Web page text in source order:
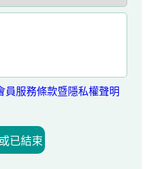
員服務條款暨隱私權聲明
已結束